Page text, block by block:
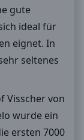
gute
ideal für
eignet. In
seltenes
Visscher von
wurde ein
ersten 7000